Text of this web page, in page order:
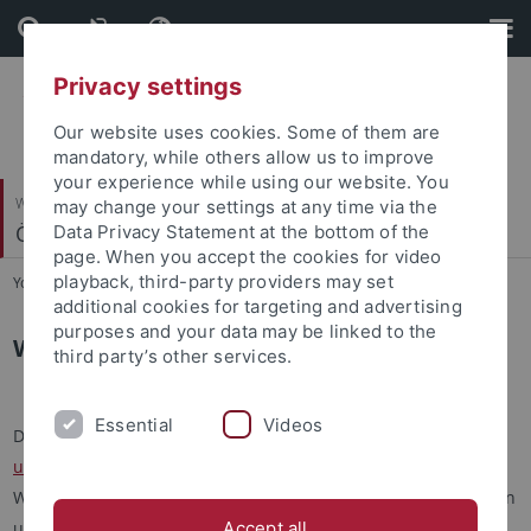
Skip
to
content
Skip
to
footer
Wirtschafts- und Sozialwissenschaftliche Fakultät
Ökonomische Bildung und Wirtschaftsdidaktik
You are here: Startseite ... Wirtschaft unterrichten
Wirtschaft unterrichten
Die Plattform „Wirtschaft unterrichten“ (
unterrichten.de
Wirtschaftsdidaktik für Lehramtsstudierende, Referendarinnen
Privacy settings
Our website uses cookies. Some of them are
mandatory, while others allow us to improve
your experience while using our website. You
may change your settings at any time via the
Data Privacy Statement at the bottom of the
page. When you accept the cookies for video
playback, third-party providers may set
additional cookies for targeting and advertising
purposes and your data may be linked to the
third party’s other services.
Essential Videos